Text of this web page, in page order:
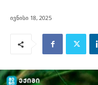
ივნისი 18, 2025